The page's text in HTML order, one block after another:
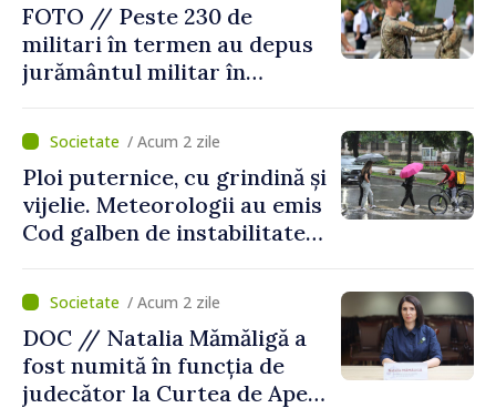
FOTO // Peste 230 de
militari în termen au depus
jurământul militar în
/ Acum 2 zile
Ploi puternice, cu grindină și
vijelie. Meteorologii au emis
Cod galben de instabilitate
/ Acum 2 zile
DOC // Natalia Mămăligă a
fost numită în funcția de
judecător la Curtea de Apel